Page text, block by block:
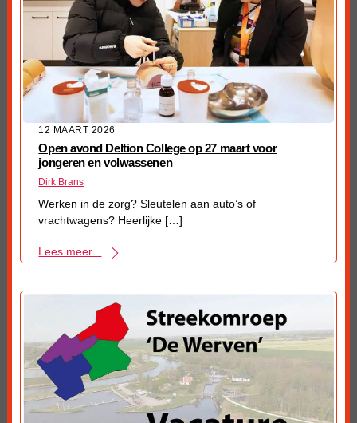
12 MAART 2026
Open avond Deltion College op 27 maart voor
jongeren en volwassenen
Dirk Brans
Werken in de zorg? Sleutelen aan auto’s of
vrachtwagens? Heerlijke […]
Lees meer...